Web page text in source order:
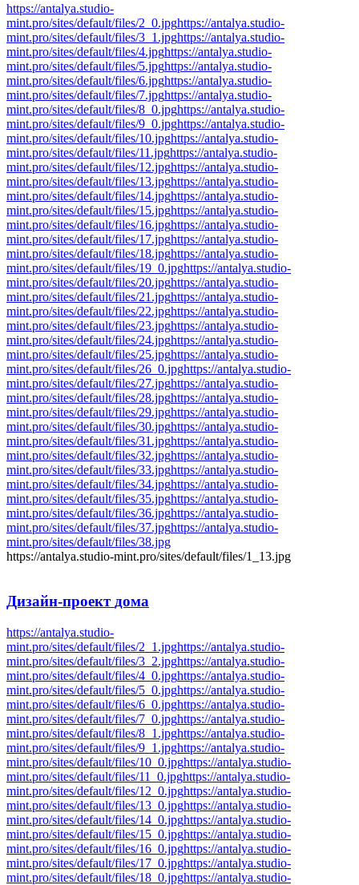
https://antalya.studio-
mint.pro/sites/default/files/2_0.jpghttps://antalya.studio-
mint.pro/sites/default/files/3_1.jpghttps://antalya.studio-
mint.pro/sites/default/files/4.jpghttps://antalya.studio-
mint.pro/sites/default/files/5.jpghttps://antalya.studio-
mint.pro/sites/default/files/6.jpghttps://antalya.studio-
mint.pro/sites/default/files/7.jpghttps://antalya.studio-
mint.pro/sites/default/files/8_0.jpghttps://antalya.studio-
mint.pro/sites/default/files/9_0.jpghttps://antalya.studio-
mint.pro/sites/default/files/10.jpghttps://antalya.studio-
mint.pro/sites/default/files/11.jpghttps://antalya.studio-
mint.pro/sites/default/files/12.jpghttps://antalya.studio-
mint.pro/sites/default/files/13.jpghttps://antalya.studio-
mint.pro/sites/default/files/14.jpghttps://antalya.studio-
mint.pro/sites/default/files/15.jpghttps://antalya.studio-
mint.pro/sites/default/files/16.jpghttps://antalya.studio-
mint.pro/sites/default/files/17.jpghttps://antalya.studio-
mint.pro/sites/default/files/18.jpghttps://antalya.studio-
mint.pro/sites/default/files/19_0.jpghttps://antalya.studio-
mint.pro/sites/default/files/20.jpghttps://antalya.studio-
mint.pro/sites/default/files/21.jpghttps://antalya.studio-
mint.pro/sites/default/files/22.jpghttps://antalya.studio-
mint.pro/sites/default/files/23.jpghttps://antalya.studio-
mint.pro/sites/default/files/24.jpghttps://antalya.studio-
mint.pro/sites/default/files/25.jpghttps://antalya.studio-
mint.pro/sites/default/files/26_0.jpghttps://antalya.studio-
mint.pro/sites/default/files/27.jpghttps://antalya.studio-
mint.pro/sites/default/files/28.jpghttps://antalya.studio-
mint.pro/sites/default/files/29.jpghttps://antalya.studio-
mint.pro/sites/default/files/30.jpghttps://antalya.studio-
mint.pro/sites/default/files/31.jpghttps://antalya.studio-
mint.pro/sites/default/files/32.jpghttps://antalya.studio-
mint.pro/sites/default/files/33.jpghttps://antalya.studio-
mint.pro/sites/default/files/34.jpghttps://antalya.studio-
mint.pro/sites/default/files/35.jpghttps://antalya.studio-
mint.pro/sites/default/files/36.jpghttps://antalya.studio-
mint.pro/sites/default/files/37.jpghttps://antalya.studio-
mint.pro/sites/default/files/38.jpg
https://antalya.studio-mint.pro/sites/default/files/1_13.jpg
Дизайн-проектдома
https://antalya.studio-
mint.pro/sites/default/files/2_1.jpghttps://antalya.studio-
mint.pro/sites/default/files/3_2.jpghttps://antalya.studio-
mint.pro/sites/default/files/4_0.jpghttps://antalya.studio-
mint.pro/sites/default/files/5_0.jpghttps://antalya.studio-
mint.pro/sites/default/files/6_0.jpghttps://antalya.studio-
mint.pro/sites/default/files/7_0.jpghttps://antalya.studio-
mint.pro/sites/default/files/8_1.jpghttps://antalya.studio-
mint.pro/sites/default/files/9_1.jpghttps://antalya.studio-
mint.pro/sites/default/files/10_0.jpghttps://antalya.studio-
mint.pro/sites/default/files/11_0.jpghttps://antalya.studio-
mint.pro/sites/default/files/12_0.jpghttps://antalya.studio-
mint.pro/sites/default/files/13_0.jpghttps://antalya.studio-
mint.pro/sites/default/files/14_0.jpghttps://antalya.studio-
mint.pro/sites/default/files/15_0.jpghttps://antalya.studio-
mint.pro/sites/default/files/16_0.jpghttps://antalya.studio-
mint.pro/sites/default/files/17_0.jpghttps://antalya.studio-
mint.pro/sites/default/files/18_0.jpghttps://antalya.studio-